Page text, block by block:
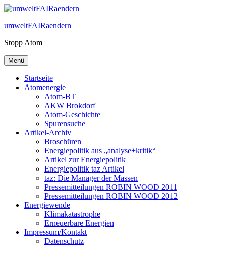
Zum
springen
umweltFAIRaendern
Stopp Atom
Menü
Startseite
Atomenergie
Atom-BT
AKW Brokdorf
Atom-Geschichte
Spurensuche
Artikel-Archiv
Broschüren
Energiepolitik aus „analyse+kritik“
Artikel zur Energiepolitik
Energiepolitik taz Artikel
taz: Die Manager der Massen
Pressemitteilungen ROBIN WOOD 2011
Pressemitteilungen ROBIN WOOD 2012
Energiewende
Klimakatastrophe
Erneuerbare Energien
Impressum/Kontakt
Datenschutz